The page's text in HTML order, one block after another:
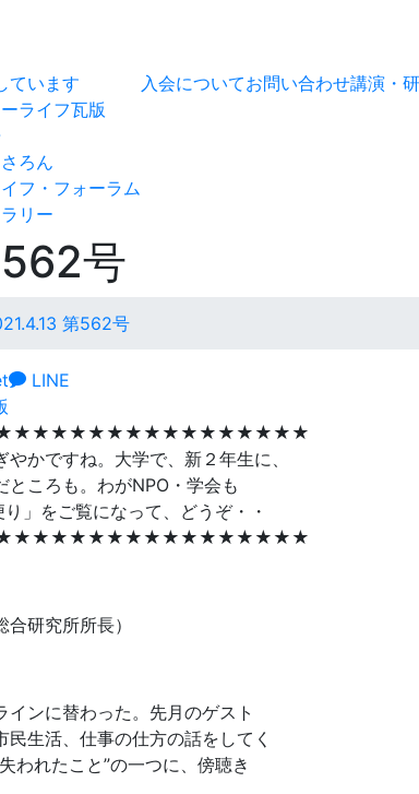
ています
ライフ瓦版
ろん
フ・フォーラム
リー
入会についてお問い合わせ講演・
号
第562号
LINE
かですね。大学で、新２年生に、
ころも。わがNPO・学会も
」をご覧になって、どうぞ・・
研究所所長）
ンに替わった。先月のゲスト
生活、仕事の仕方の話をしてく
われたこと”の一つに、傍聴き